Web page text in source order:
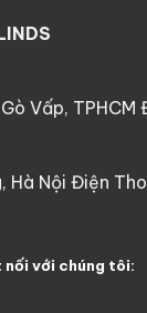
Vấp, TPHCM
Hà Nội Điện
nối với chúng tôi: